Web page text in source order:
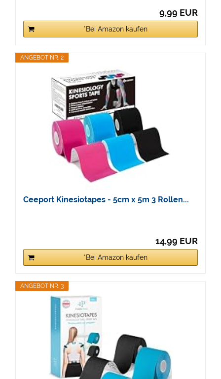
9,99 EUR
*Bei Amazon kaufen
ANGEBOT NR. 2
Ceeport Kinesiotapes - 5cm x 5m 3 Rollen...
14,99 EUR
*Bei Amazon kaufen
ANGEBOT NR. 3